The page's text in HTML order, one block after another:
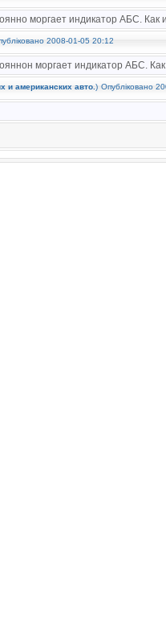
моргает индикатор АБС. Как
2008-01-05 20:12
моргает индикатор АБС.
и американских авто. ) Опубліковано